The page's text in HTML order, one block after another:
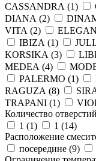
CASSANDRA (1)
DIANA (2)
VITA (2)
IBIZA (1)
KORSIKA (3)
MEDEA (4)
PALERMO (1)
RAGUZA (8)
TRAPANI (1)
Количество
1 (1) 1 (14)
Расположение
посередине (9)